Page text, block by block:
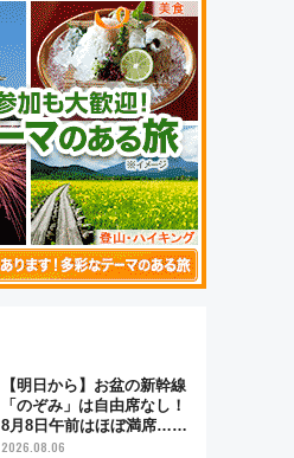
【明日から】お盆の新幹線
「のぞみ」は自由席なし！
8月8日午前はほぼ満席…で
も数時間ズラせば空きが見
2026.08.06